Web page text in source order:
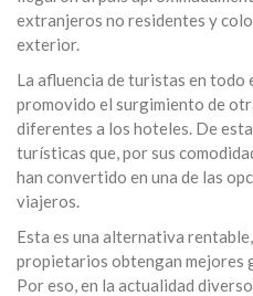
extranjeros no residentes y
exterior.
La afluencia de turistas en
promovido el surgimiento de
diferentes a los hoteles. De
turísticas que, por sus
han convertido en una de las
viajeros.
Esta es una alternativa
propietarios obtengan mejores
Por eso, en la actualidad